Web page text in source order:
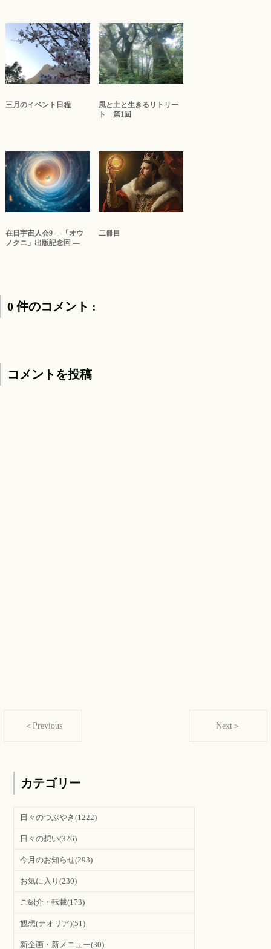
三月のイベント日程
風と土と生きるリトリー
ト 第1回
在日宇宙人会9 ―「オウ
ノクニ」出版記念回 ―
二冊目
0 件のコメント :
コメントを投稿
＜Previous Next＞
カテゴリー
日々のつぶやき(1222)
日々の想い(326)
今月のお知らせ(293)
お気に入り(230)
ご紹介・転載(173)
観想(テオリア)(51)
新企画・新メニュー(30)